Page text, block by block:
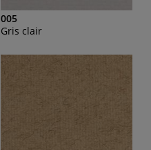
005
Gris clair